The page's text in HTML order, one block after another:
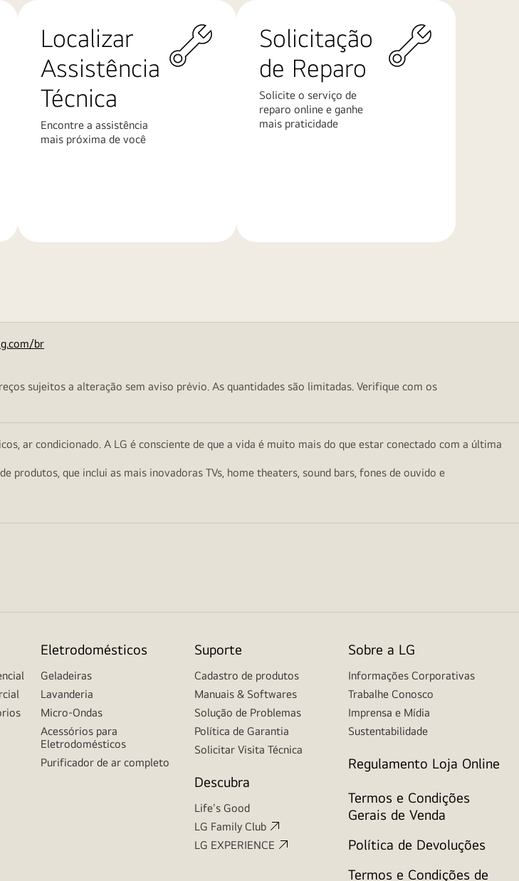
Localizar
Assistência
Técnica
Encontre a assistência
mais próxima de você
Solicitação
de Reparo
Solicite o serviço de
reparo online e ganhe
mais praticidade
br
sujeitos a alteração sem aviso prévio. As quantidades são limitadas. Verifique com os
ar condicionado. A LG é consciente de que a vida é muito mais do que estar conectado com a última
que inclui as mais inovadoras TVs, home theaters, sound bars, fones de ouvido e
Eletrodomésticos
Geladeiras
Lavanderia
Micro-Ondas
Acessórios para
Eletrodomésticos
Purificador de ar completo
Suporte
Cadastro de produtos
Manuais & Softwares
Solução de Problemas
Política de Garantia
Solicitar Visita Técnica
Descubra
Life's Good
LG Family Club
LG EXPERIENCE
Sobre a LG
Informações Corporativas
Trabalhe Conosco
Imprensa e Mídia
Sustentabilidade
Regulamento Loja Online
Termos e Condições
Gerais de Venda
Política de Devoluções
Termos e Condições de